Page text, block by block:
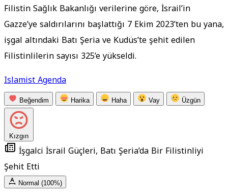
Filistin Sağlık Bakanlığı verilerine göre, İsrail’in
Gazze’ye saldırılarını başlattığı 7 Ekim 2023’ten bu yana,
işgal altındaki Batı Şeria ve Kudüs’te şehit edilen
Filistinlilerin sayısı 325’e yükseldi.
Islamist Agenda
Beğendim Harika Haha Vay Üzgün
Kızgın
İşgalci İsrail Güçleri, Batı Şeria’da Bir Filistinliyi
Şehit Etti
Normal (100%)